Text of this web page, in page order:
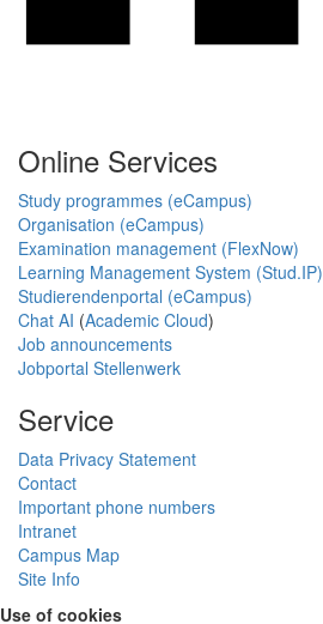
Online Services
Study programmes (eCampus)
Organisation (eCampus)
Examination management (FlexNow)
Learning Management System (Stud.IP)
Studierendenportal (eCampus)
Chat AI (Academic Cloud)
Job announcements
Jobportal Stellenwerk
Service
Data Privacy Statement
Contact
Important phone numbers
Intranet
Campus Map
Site Info
Use of cookies